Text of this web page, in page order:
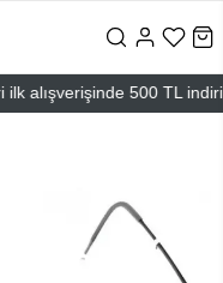
500 TL indirim